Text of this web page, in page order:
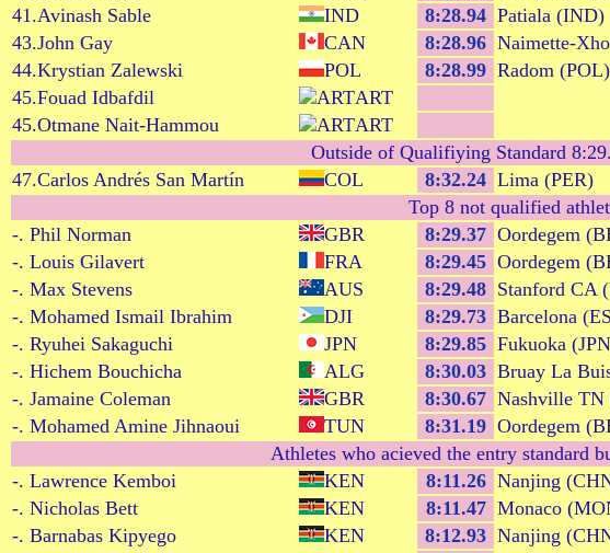
41.Avinash Sable
IND 8:28.94 Patiala (IND)
43.John Gay
CAN 8:28.96 Naimette-
44.Krystian Zalewski
POL 8:28.99 Radom (POL)
45.Fouad Idbafdil
ART
45.Otmane Nait-Hammou
ART
Outside of Qualifiying Standard
47.Carlos Andrés San Martín
COL 8:32.24 Lima (PER)
Top 8 not qualified
-. Phil Norman
GBR 8:29.37 Oordegem
-. Louis Gilavert
FRA 8:29.45 Oordegem
-. Max Stevens
AUS 8:29.48 Stanford CA
-. Mohamed Ismail Ibrahim
DJI 8:29.73 Barcelona
-. Ryuhei Sakaguchi
JPN 8:29.85 Fukuoka
-. Hichem Bouchicha
ALG 8:30.03 Bruay La
-. Jamaine Coleman
GBR 8:30.67 Nashville
-. Mohamed Amine Jihnaoui
TUN 8:31.19 Oordegem
Athletes who acieved the entry standard
-. Lawrence Kemboi
KEN 8:11.26 Nanjing
-. Nicholas Bett
KEN 8:11.47 Monaco
-. Barnabas Kipyego
KEN 8:12.93 Nanjing